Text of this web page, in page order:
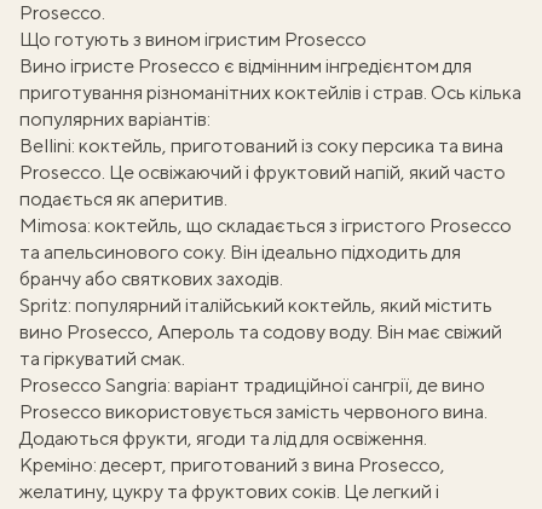
Prosecco.
Що готують з вином ігристим Prosecco
Вино ігристе Prosecco є відмінним інгредієнтом для
приготування різноманітних коктейлів і страв. Ось кілька
популярних варіантів:
Bellini: коктейль, приготований із соку персика та вина
Prosecco. Це освіжаючий і фруктовий напій, який часто
подається як аперитив.
Mimosa: коктейль, що складається з ігристого Prosecco
та апельсинового соку. Він ідеально підходить для
бранчу або святкових заходів.
Spritz: популярний італійський коктейль, який містить
вино Prosecco, Апероль та содову воду. Він має свіжий
та гіркуватий смак.
Prosecco Sangria: варіант традиційної сангрії, де вино
Prosecco використовується замість червоного вина.
Додаються фрукти, ягоди та лід для освіження.
Креміно: десерт, приготований з вина Prosecco,
желатину, цукру та фруктових соків. Це легкий і